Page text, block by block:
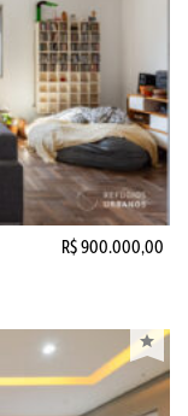
R$ 900.000,00